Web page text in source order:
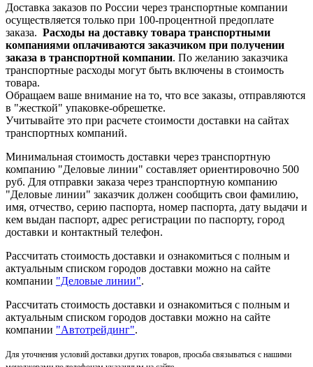
Доставка заказов по России через транспортные компании
осуществляется только при 100-процентной предоплате
заказа. Расходы на доставку товара транспортными
компаниями оплачиваются заказчиком при получении
заказа в транспортной компании. По желанию заказчика
транспортные расходы могут быть включены в стоимость
товара.
Обращаем ваше внимание на то, что все заказы, отправляются
в "жесткой" упаковке-обрешетке.
Учитывайте это при расчете стоимости доставки на сайтах
транспортных компаний.
Минимальная стоимость доставки через транспортную
компанию "Деловые линии" составляет ориентировочно 500
руб. Для отправки заказа через транспортную компанию
"Деловые линии" заказчик должен сообщить свои фамилию,
имя, отчество, серию паспорта, номер паспорта, дату выдачи и
кем выдан паспорт, адрес регистрации по паспорту, город
доставки и контактный телефон.
Рассчитать стоимость доставки и ознакомиться с полным и
актуальным списком городов доставки можно на сайте
компании "Деловые линии".
Рассчитать стоимость доставки и ознакомиться с полным и
актуальным списком городов доставки можно на сайте
компании "Автотрейдинг".
Для уточнения условий доставки других товаров, просьба связываться с нашими